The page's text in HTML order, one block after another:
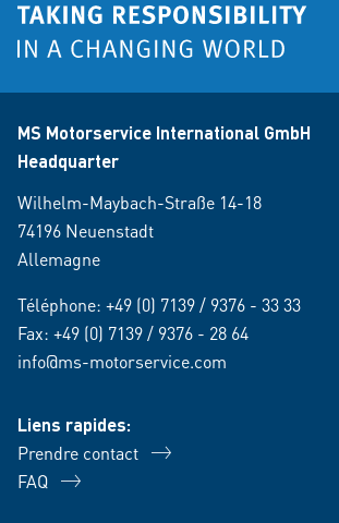
MS Motorservice International GmbH
Headquarter
Wilhelm-Maybach-Straße 14-18
74196 Neuenstadt
Allemagne
Téléphone: +49 (0) 7139 / 9376 - 33 33
Fax: +49 (0) 7139 / 9376 - 28 64
info@ms-motorservice.com
Liens rapides:
Prendre contact
FAQ